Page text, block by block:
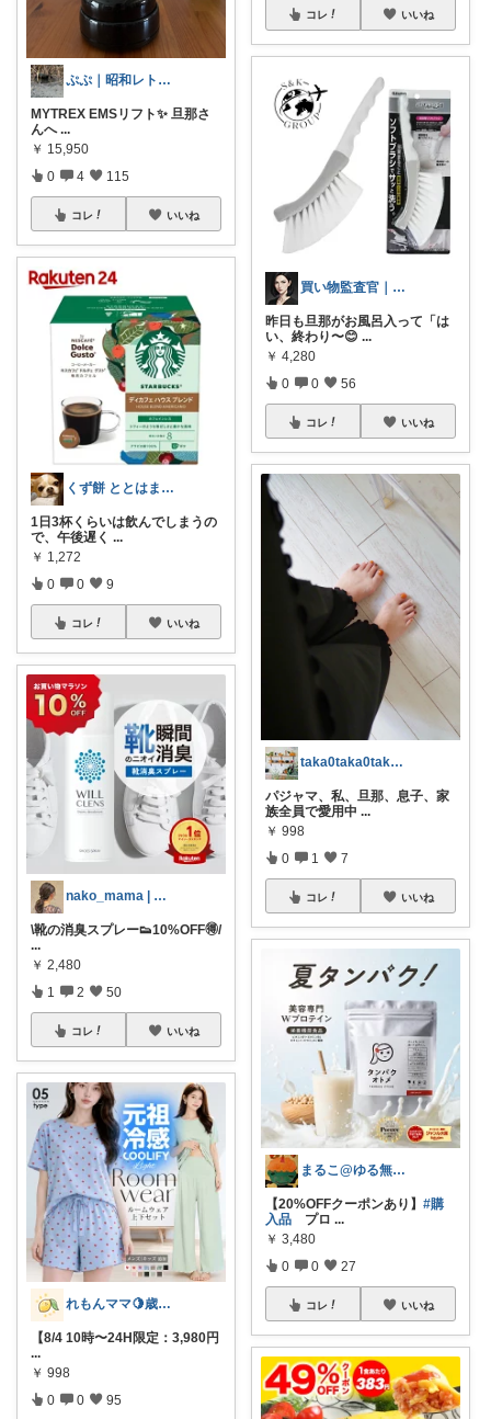
ぷぷ｜昭和レトロの器好き
MYTREX EMSリフト✨ 旦那さ
んへ ...
￥ 15,950
0 4 115
コレ いいね
くず餅 ととはまだ16だからぁ🎂
1日3杯くらいは飲んでしまうの
で、午後遅く ...
￥ 1,272
0 0 9
コレ いいね
nako_mama | オリ写メイン🐈
\靴の消臭スプレー👟10%OFF🉐/
...
￥ 2,480
1 2 50
コレ いいね
れもんママ🍋歳の差3姉妹の母
【8/4 10時〜24H限定：3,980円
...
￥ 998
0 0 95
コレ いいね
買い物監査官｜損する商品、排除します
昨日も旦那がお風呂入って「は
い、終わり〜😊 ...
￥ 4,280
0 0 56
コレ いいね
taka0taka0taka0 北欧🌿
パジャマ、私、旦那、息子、家
族全員で愛用中 ...
￥ 998
0 1 7
コレ いいね
まるこ@ゆる無添加
【20%OFFクーポンあり】 #購
入品 プロ ...
￥ 3,480
0 0 27
コレ いいね